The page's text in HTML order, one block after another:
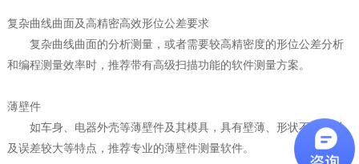
复杂曲线曲面及高精密高效形位公差要求
复杂曲线曲面的分析测量，或者需要较高精密度的形位公差分析
和编程测量效率时，推荐带有高级扫描功能的软件测量方案。
薄壁件
如车身、电器外壳等薄壁件及其模具，具有壁薄、形状不规则以
及误差较大等特点，推荐专业的薄壁件测量软件。